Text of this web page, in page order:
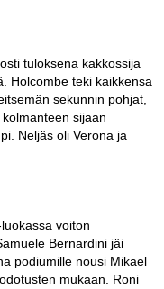
tuloksena kakkossija
Holcombe teki kaikkensa
sekunnin pohjat,
sijaan
Neljäs oli Verona ja
voiton
Bernardini jäi
podiumille nousi Mikael
mukaan. Roni